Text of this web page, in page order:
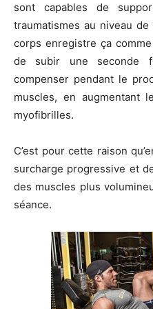
sont capables de
traumatismes au niveau
corps enregistre ça
de subir une seconde
compenser pendant le
muscles, en augmentant
myofibrilles.
C’est pour cette raison
surcharge progressive et
des muscles plus
séance.